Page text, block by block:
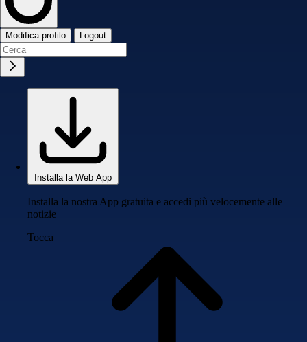
Modifica profilo Logout
Installa la Web App
Installa la nostra App gratuita e accedi più velocemente alle
notizie
Tocca